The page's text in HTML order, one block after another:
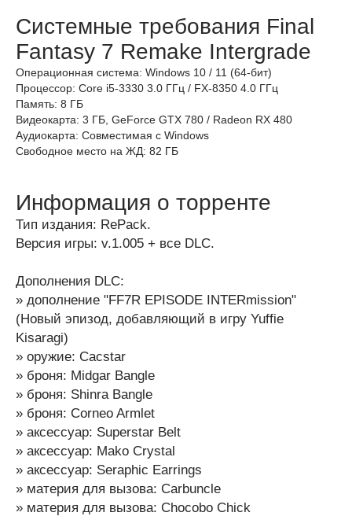
Системные требования Final
Fantasy 7 Remake Intergrade
Операционная система: Windows 10 / 11 (64-бит)
Процессор: Core i5-3330 3.0 ГГц / FX-8350 4.0 ГГц
Память: 8 ГБ
Видеокарта: 3 ГБ, GeForce GTX 780 / Radeon RX 480
Аудиокарта: Совместимая с Windows
Свободное место на ЖД: 82 ГБ
Информация о торренте
Тип издания: RePack.
Версия игры: v.1.005 + все DLC.
Дополнения DLC:
» дополнение "FF7R EPISODE INTERmission"
(Новый эпизод, добавляющий в игру Yuffie
Kisaragi)
» оружие: Cacstar
» броня: Midgar Bangle
» броня: Shinra Bangle
» броня: Corneo Armlet
» аксессуар: Superstar Belt
» аксессуар: Mako Crystal
» аксессуар: Seraphic Earrings
» материя для вызова: Carbuncle
» материя для вызова: Chocobo Chick